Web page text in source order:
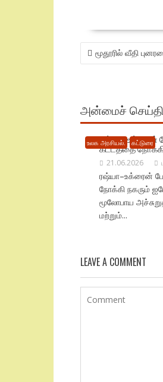
POST
NAVIGATION
மூதூரில் வீதி
அன்மைச் செய்தி
உலக அரசியல். கட்டுரை
ரஷ்யா–உக்ரைன்
கட்டத்தை
21.06.2026
ரஷ்யா–உக்ரைன்
நோக்கி நகரும்
மூலோபாய
மற்றும்...
LEAVE A COMMENT